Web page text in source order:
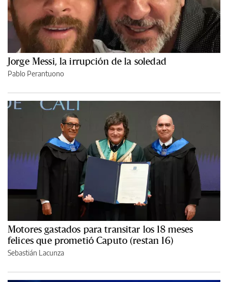
Jorge Messi, la irrupción de la soledad
Pablo Perantuono
Motores gastados para transitar los 18 meses
felices que prometió Caputo (restan 16)
Sebastián Lacunza